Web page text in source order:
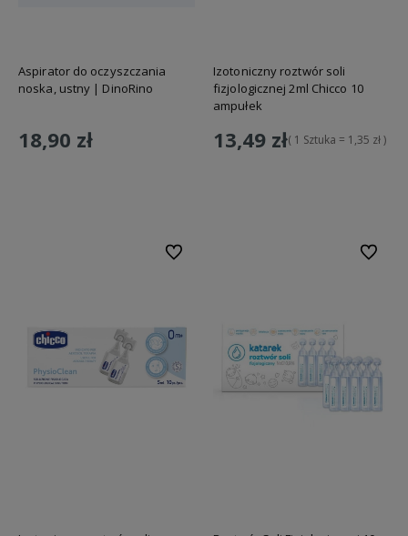
Aspirator do oczyszczania
noska, ustny | DinoRino
18,90 zł
Izotoniczny roztwór soli
fizjologicznej 2ml Chicco 10
ampułek
13,49 zł( 1 Sztuka = 1,35 zł )
Do ulubionych Do